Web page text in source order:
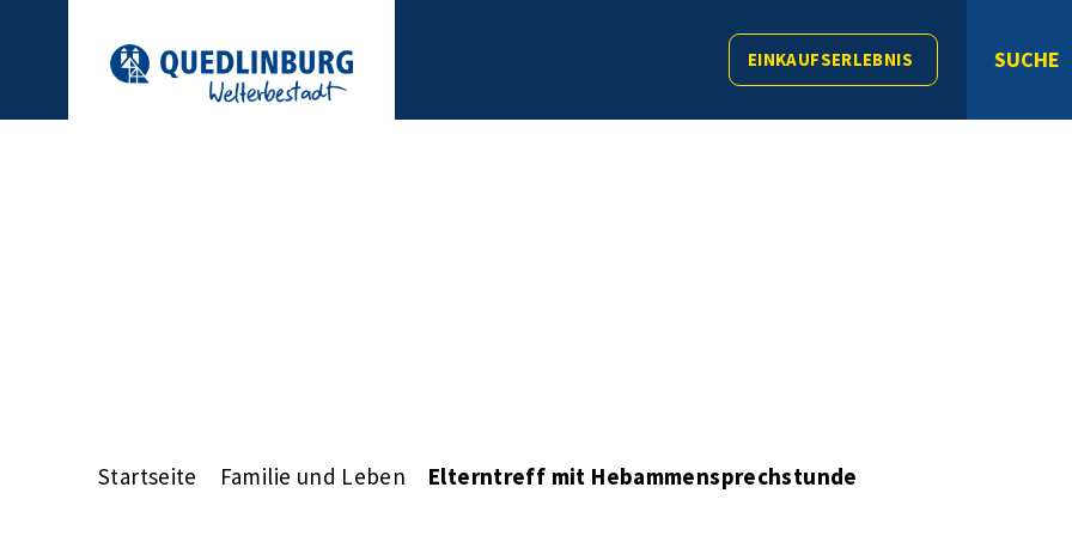
EINKAUFSERLEBNIS SUCHE
Startseite Familie und Leben Elterntreff mit Hebammensprechstunde